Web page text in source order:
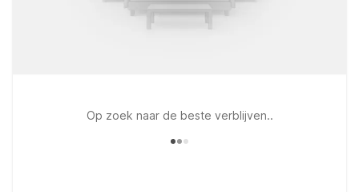
Op zoek naar de beste verblijven..